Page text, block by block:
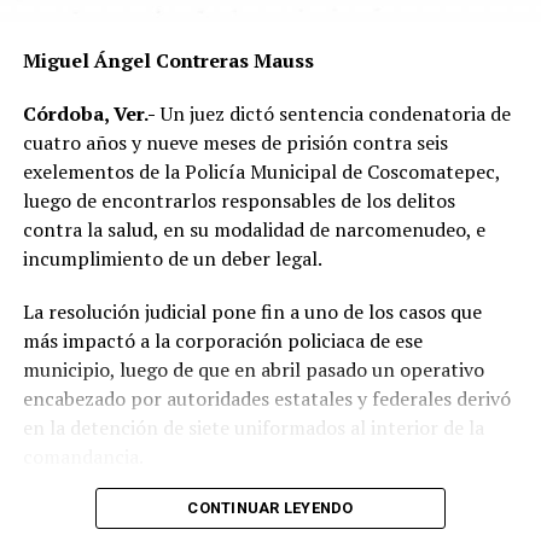
Las autoridades exhortaron a los automovilistas y
motociclistas a conducir con precaución, respetar los
límites de velocidad y aumentar la distancia de
seguridad entre vehículos, especialmente durante la
temporada de lluvias, cuando el riesgo de accidentes se
incrementa en las carreteras de la región.
La circulación en la zona se vio afectada por algunos
minutos mientras se realizaban las labores de auxilio y el
levantamiento de indicios por parte de las autoridades.
Posteriormente, el tránsito fue restablecido de manera
normal.
Miguel Ángel Contreras Mauss
Córdoba, Ver.-Un juez dictó sentencia condenatoria de
cuatro años y nueve meses de prisión contra seis
exelementos de la Policía Municipal de Coscomatepec,
luego de encontrarlos responsables de los delitos
contra la salud, en su modalidad de narcomenudeo, e
incumplimiento de un deber legal.
La resolución judicial pone fin a uno de los casos que
más impactó a la corporación policiaca de ese
municipio, luego de que en abril pasado un operativo
encabezado por autoridades estatales y federales derivó
en la detención de siete uniformados al interior de la
La intervención se realizó el 10 de abril mediante un
CONTINUAR LEYENDO